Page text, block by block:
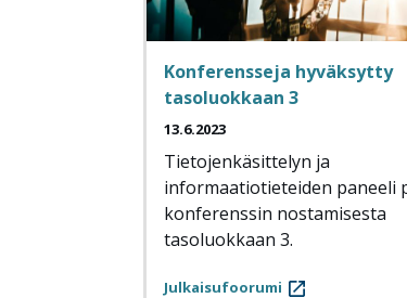
Konferensseja hyväksytty
tasoluokkaan 3
13.6.2023
Tietojenkäsittelyn ja
informaatiotieteiden paneeli
konferenssin nostamisesta
tasoluokkaan 3.
Julkaisufoorumi